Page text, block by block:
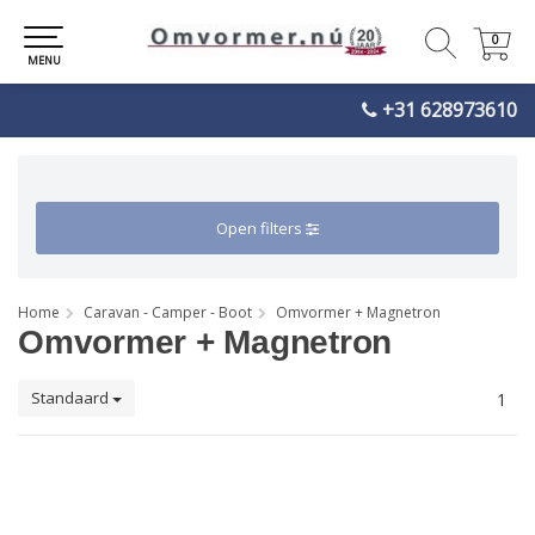
+31 628973610
0
0
MENU
Open filters
Home Caravan - Camper - Boot Omvormer + Magnetron
Omvormer + Magnetron
Standaard 1